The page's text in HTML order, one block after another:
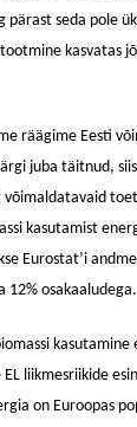
seda pole
kasvatas
räägime Eesti
juba täitnud,
kasutamist
Eurostat’i
12% osakaaludega.
liikmesriikide
on Euroopas